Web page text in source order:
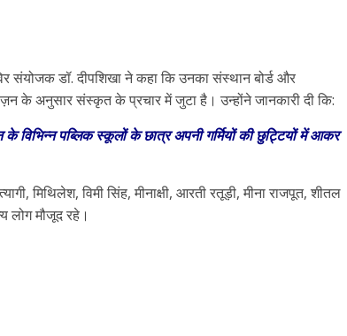
संयोजक डॉ. दीपशिखा ने कहा कि उनका संस्थान बोर्ड और
के अनुसार संस्कृत के प्रचार में जुटा है। उन्होंने जानकारी दी कि:
विभिन्न पब्लिक स्कूलों के छात्र अपनी गर्मियों की छुट्टियों में आकर
मिथिलेश, विमी सिंह, मीनाक्षी, आरती रतूड़ी, मीना राजपूत, शीतल
लोग मौजूद रहे।